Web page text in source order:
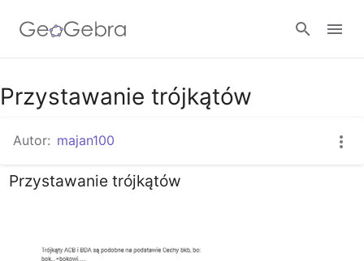
Zaloguj się
Przystawanie trójkątów
Autor: majan100
Przystawanie trójkątów